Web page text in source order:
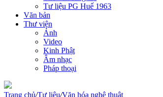
Tư liệu PG Huế 1963
Văn bản
Thư viện
Ảnh
Video
Kinh Phật
Âm nhạc
Pháp thoại
Trang chủ/Tư liệu/Văn hóa nghệ thuật